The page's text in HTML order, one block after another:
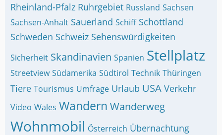
Rheinland-Pfalz Ruhrgebiet Russland Sachsen
Sachsen-Anhalt Sauerland Schiff Schottland
Schweden Schweiz Sehenswürdigkeiten
Sicherheit Skandinavien Spanien Stellplatz
Streetview Südamerika Südtirol Technik Thüringen
Tiere Tourismus Umfrage Urlaub USA Verkehr
Video Wales Wandern Wanderweg
Wohnmobil Österreich Übernachtung